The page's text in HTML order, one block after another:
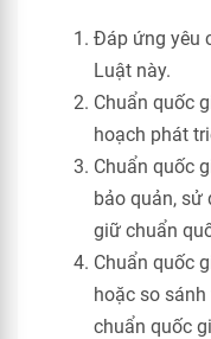
Đáp ứng yêu
Luật này.
Chuẩn quốc
hoạch phát
Chuẩn quốc
bảo quản,
giữ chuẩn
Chuẩn quốc
hoặc so
chuẩn quốc